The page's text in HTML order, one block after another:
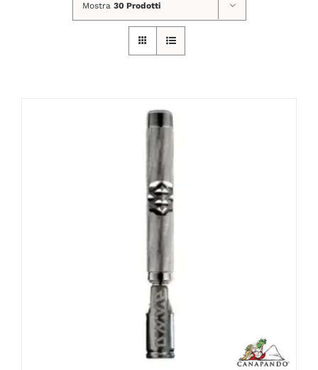
DELIVERY ROMA
FIERE E COLLABORAZIONI
Mostra 30 Prodotti